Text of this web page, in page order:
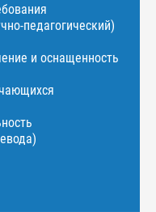
педагогический)
и оснащенность